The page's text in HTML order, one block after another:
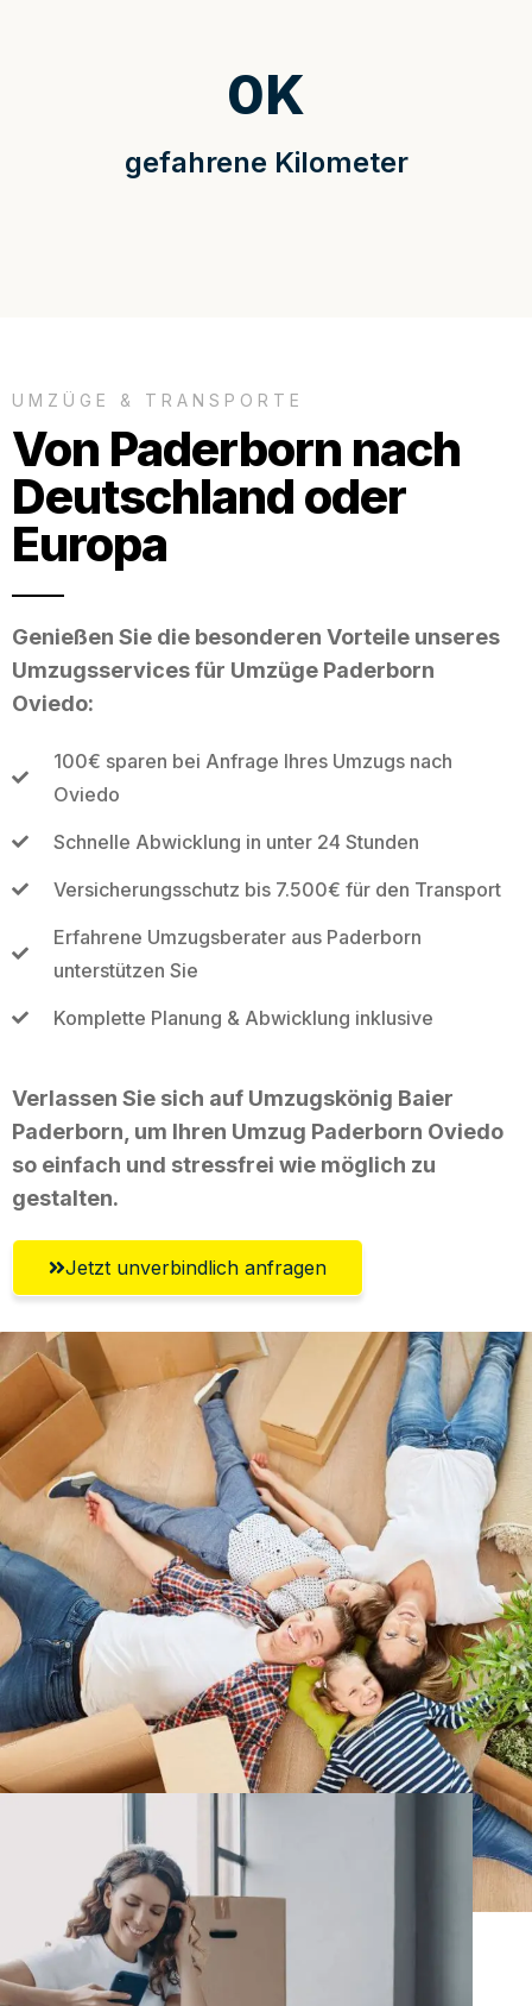
gefahrene Kilometer
0K
UMZÜGE & TRANSPORTE
Von Paderborn nach
Deutschland oder
Europa
Genießen Sie die besonderen Vorteile unseres
Umzugsservices für Umzüge Paderborn
Oviedo:
100€ sparen bei Anfrage Ihres Umzugs nach
Oviedo
Schnelle Abwicklung in unter 24 Stunden
Versicherungsschutz bis 7.500€ für den Transport
Erfahrene Umzugsberater aus Paderborn
unterstützen Sie
Komplette Planung & Abwicklung inklusive
Verlassen Sie sich auf Umzugskönig Baier
Paderborn, um Ihren Umzug Paderborn Oviedo
so einfach und stressfrei wie möglich zu
gestalten.
Jetzt unverbindlich anfragen